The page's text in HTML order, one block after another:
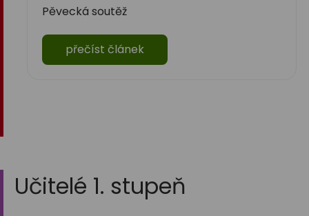
Pěvecká soutěž
přečíst článek
Učitelé 1. stupeň